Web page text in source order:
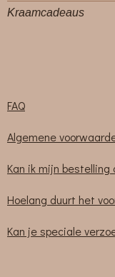
Kraamcadeaus
FAQ
Algemene
Kan ik mijn bestelling
Hoelang duurt het
Kan je speciale